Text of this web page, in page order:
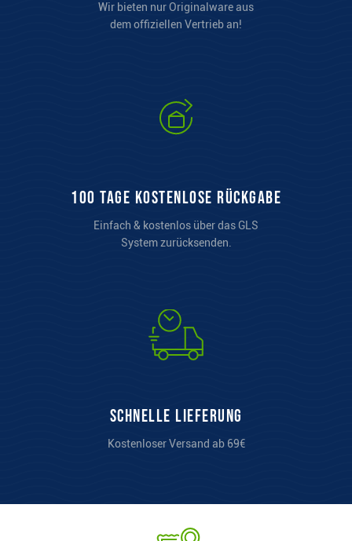
Wir bieten nur Originalware aus
dem offiziellen Vertrieb an!
100 Tage kostenlose Rückgabe
Einfach & kostenlos über das GLS
System zurücksenden.
Schnelle Lieferung
Kostenloser Versand ab 69€